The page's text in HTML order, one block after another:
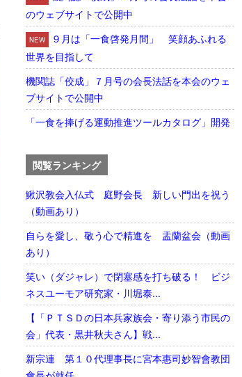
のウェブサイトで公開中
NEW
９月は「一食啓発月間」 笑顔あふれる
世界を目指して
機関誌「佼成」７月号の会長法話を本会のウェ
ブサイトで公開中
「一食を捧げる運動推進ツールカタログ」開発
閲覧ランキング
鰍沢教会入仏式 庭野会長 新しい門出を祝う
（動画あり）
自らを愛し、敬う心で精進を 盂蘭盆会（動画
あり）
笑い（ダジャレ）で閉塞感を打ち破る！ ビジ
ネスユーモア研究家・川堀泰...
【「ＰＴＳＤの日本兵家族会・寄り添う市民の
会」代表・黒井秋夫さん】戦...
新宗連 第１０代理事長に宮本惠司妙智會教団